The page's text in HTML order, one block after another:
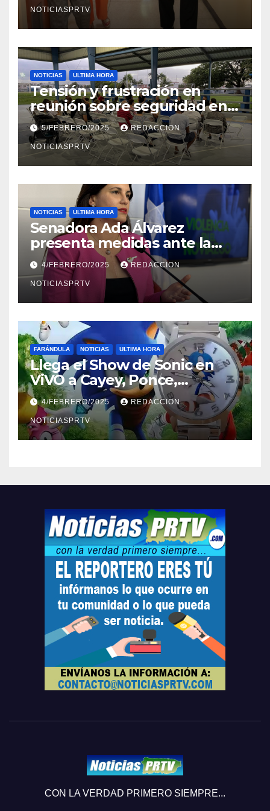
NOTICIASPRTV
NOTICIAS ULTIMA HORA
Tensión y frustración en
reunión sobre seguridad en
Reparto Metropolitano
5/FEBRERO/2025 REDACCION
NOTICIASPRTV
NOTICIAS ULTIMA HORA
Senadora Ada Álvarez
presenta medidas ante la
violencia en el noviazgo
4/FEBRERO/2025 REDACCION
NOTICIASPRTV
FARÁNDULA NOTICIAS ULTIMA HORA
Llega el Show de Sonic en
ViVO a Cayey, Ponce,
Barceloneta y Humacao,
Relojes gratis para el que
compre ahora….
4/FEBRERO/2025 REDACCION
NOTICIASPRTV
CON LA VERDAD PRIMERO SIEMPRE...